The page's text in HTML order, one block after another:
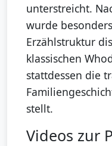
unterstreicht.
wurde
Erzählstruktur
klassischen
stattdessen die
stellt.
Videos zur